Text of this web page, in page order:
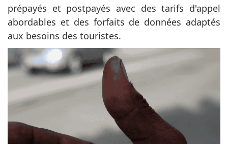
prépayés et postpayés avec des tarifs d'appel
abordables et des forfaits de données adaptés
aux besoins des touristes.